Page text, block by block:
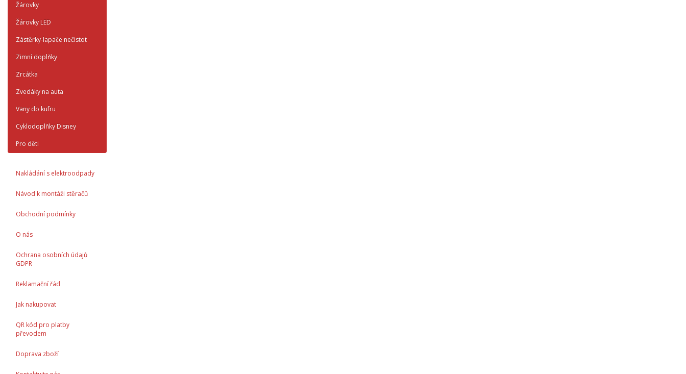
Žárovky
Žárovky LED
Zástěrky-lapače nečistot
Zimní doplňky
Zrcátka
Zvedáky na auta
Vany do kufru
Cyklodoplňky Disney
Pro děti
Nakládání s elektroodpady
Návod k montáži stěračů
Obchodní podmínky
O nás
Ochrana osobních údajů
GDPR
Reklamační řád
Jak nakupovat
QR kód pro platby
převodem
Doprava zboží